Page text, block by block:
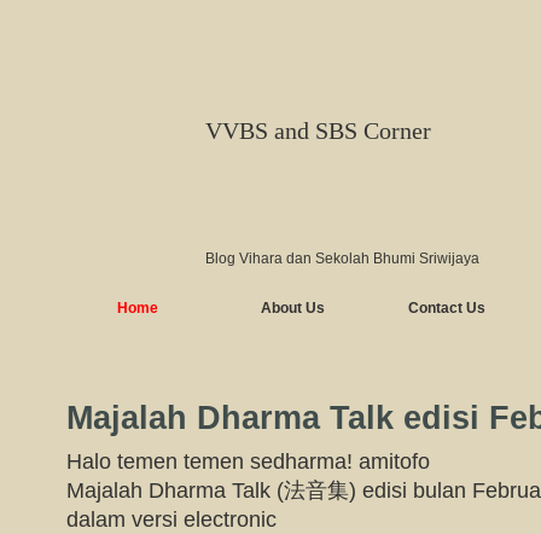
VVBS and SBS Corner
Blog Vihara dan Sekolah Bhumi Sriwijaya
Home About Us Contact Us
Majalah Dharma Talk edisi
Halo temen temen sedharma! amitofo
Majalah Dharma Talk (法音集) edisi bulan
dalam versi electronic